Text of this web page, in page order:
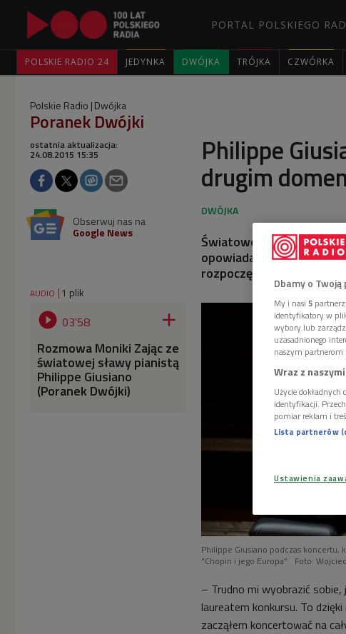
PORTAL POLSKIEGO
POLSKIE RADIO 24 JEDYNKA DWÓJKA TRÓJKA CZWÓRKA
Polskie Radio Dwójka
Poranek Dwójki
Philippe
drugim
ostatnia aktualizacja:
24.08.2015 15:35
Obserwuj nas na
Google News
Światowej sławy
opowiadał w Dwójce o
rozpoczęła się po
AUDIO 1 plik
 03'58 
Rozmowa Moniki Zając ze
światowej sławy pianistą
Philippe Giusiano
(Poranek Dwójki)
Philippe Giusiano podczas koncertu,
"Chopin i jego Europa"
Foto:
– Trudno mi wyobrazić
laureatem konkursu. To
zacząłem koncertować na
Dbamy o
My i nasi 5
identyfikatory w
wybory lub
uzasadnionego
naszym partnerom
Wraz z
Użycie
identyfikacji.
pomiar reklam i
Lista partnerów
Ustawienia